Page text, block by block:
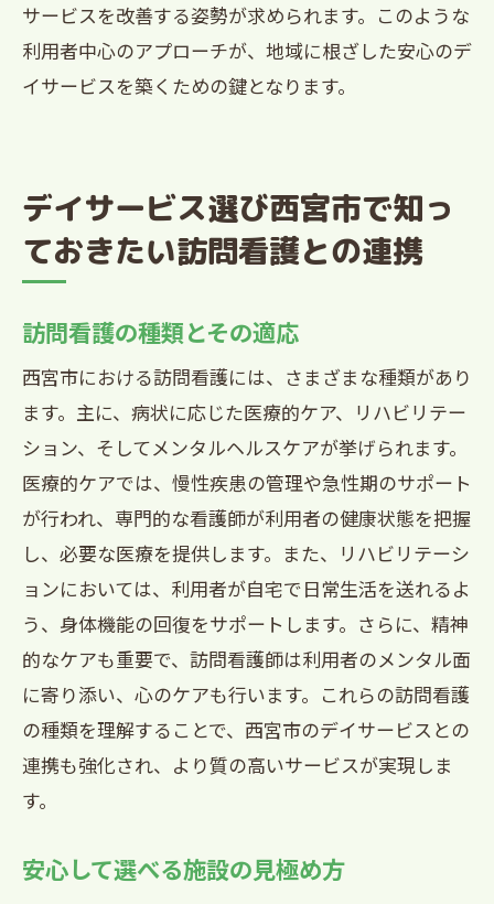
サービスを改善する姿勢が求められます。このような
利用者中心のアプローチが、地域に根ざした安心のデ
イサービスを築くための鍵となります。
デイサービス選び西宮市で知っ
ておきたい訪問看護との連携
訪問看護の種類とその適応
西宮市における訪問看護には、さまざまな種類があり
ます。主に、病状に応じた医療的ケア、リハビリテー
ション、そしてメンタルヘルスケアが挙げられます。
医療的ケアでは、慢性疾患の管理や急性期のサポート
が行われ、専門的な看護師が利用者の健康状態を把握
し、必要な医療を提供します。また、リハビリテーシ
ョンにおいては、利用者が自宅で日常生活を送れるよ
う、身体機能の回復をサポートします。さらに、精神
的なケアも重要で、訪問看護師は利用者のメンタル面
に寄り添い、心のケアも行います。これらの訪問看護
の種類を理解することで、西宮市のデイサービスとの
連携も強化され、より質の高いサービスが実現しま
す。
安心して選べる施設の見極め方